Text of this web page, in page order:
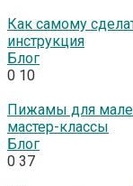
Как самому
инструкция
Блог
0 10
Пижамы для
мастер-классы
Блог
0 37